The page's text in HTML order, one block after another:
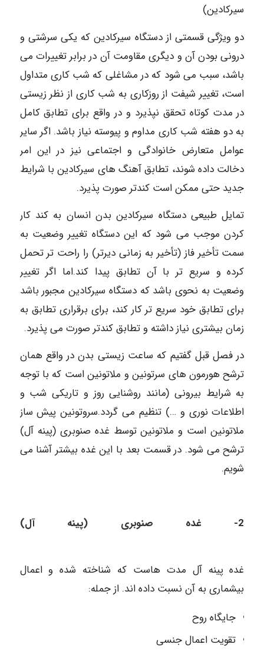
سیرکادین)
دو ویژگی قسمتی از دستگاه سیرکادین که یکی سرشتی و
درونی بودن آن و دیگری مقاومت آن در برابر تغییرات می
باشد، سبب می شود که در مشاغلی که شب کاری متداول
است، تغییر شیفت از روزکاری به شب کاری از نظر زیستی
در مدت کوتاه تحقق نپذیرد و در واقع برای تطابق کامل
به دو هفته شب کاری مداوم و پیوسته نیاز باشد. اگر سایر
عوامل متعارض خانوادگی و اجتماعی نیز در این امر
دخالت داده شوند، تطابق آهنگ های سیرکادین با شرایط
جدید حتی ممکن است کندتر صورت پذیرد.
تمایل طبیعی دستگاه سیرکادین بدن انسان به کند کار
کردن موجب می شود که این دستگاه تغییر وضعیت به
سمت تأخیر فاز (تأخیر به زمانی دیرتر) را راحت تر تحمل
کرده و سریع تر با آن تطابق پیدا کند.اما اگر تغییر
وضعیت به نحوی باشد که دستگاه سیرکادین مجبور باشد
برای تطابق خود سریع تر کار کند، برای برقراری تطابق به
زمان بیشتری نیاز داشته و تطابق کندتر صورت می پذیرد.
در فصل قبل گفتیم که ساعت زیستی بدن در واقع همان
ترشح هورمون های سرتونین و ملاتونین است که با توجه
به شرایط بیرونی (مانند روشنایی روز و تاریکی شب و
اطلاعات نوری و …) تنظیم می گردد.سروتونین پیش ساز
ملاتونین است و ملاتونین توسط غده صنوبری (پینه آل)
ترشح می شود. در قسمت بعد با این غده بیشتر آشنا می
شویم.
2- غده صنوبری (پینه آل)
غده پینه آل مدت هاست که شناخته شده و اعمال
بیشماری به آن نسبت داده اند. از جمله:
جایگاه روح
تقویت اعمال جنسی